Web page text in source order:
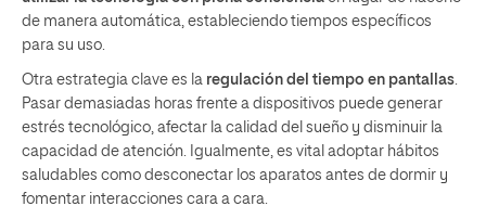
de manera automática, estableciendo tiempos específicos
para su uso.
Otra estrategia clave es la regulación del tiempo en pantallas.
Pasar demasiadas horas frente a dispositivos puede generar
estrés tecnológico, afectar la calidad del sueño y disminuir la
capacidad de atención. Igualmente, es vital adoptar hábitos
saludables como desconectar los aparatos antes de dormir y
fomentar interacciones cara a cara.